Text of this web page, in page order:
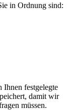
in Ordnung sind:
Ihnen festgelegte
damit wir
müssen.